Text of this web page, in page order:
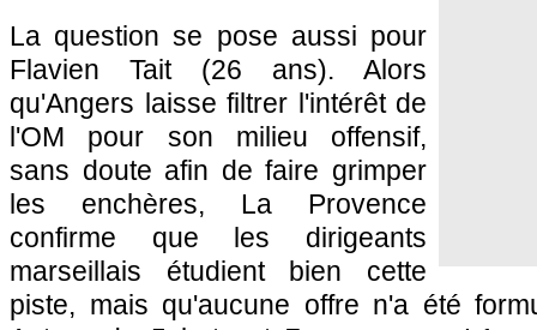
La question se pose aussi pour
Flavien Tait (26 ans). Alors
qu'Angers laisse filtrer l'intérêt de
l'OM pour son milieu offensif,
sans doute afin de faire grimper
les enchères, La Provence
confirme que les dirigeants
marseillais étudient bien cette
piste, mais qu'aucune offre n'a été